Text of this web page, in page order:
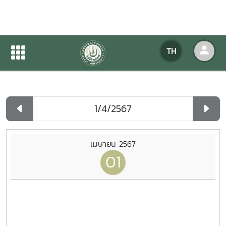
TH
ปฏิทินกิจกรรมของหน่วยงาน
ปฏิทินกิจกรรมของหน่วยงาน
เมษายน 2567
01